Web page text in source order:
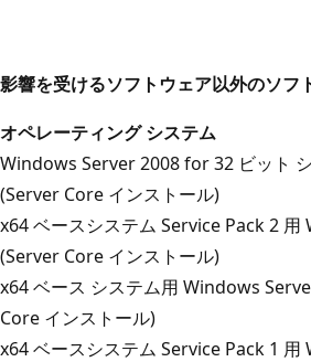
影響を受けるソフトウェア以外のソフ
オペレーティング システム
Windows Server 2008 for 32 ビット
(Server Core インストール)
x64 ベースシステム Service Pack 2
(Server Core インストール)
x64 ベース システム用 Windows
Core インストール)
x64 ベースシステム Service Pack 1